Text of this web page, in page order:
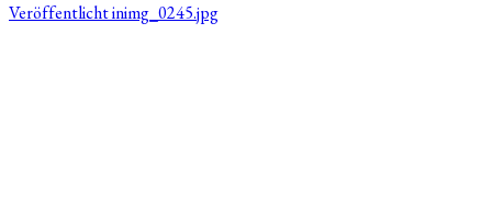
Veröffentlicht inimg_0245.jpg